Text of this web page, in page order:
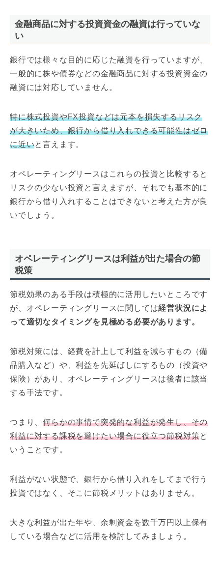
金融商品に対する投資資金の融資は行っていな
い
銀行では様々な目的に応じた融資を行っていますが、
一般的に株や債券などの金融商品に対する投資資金の
融資には対応していません。
特に株式投資やFX投資などは元本を損失するリスク
が大きいため、銀行から借り入れできる可能性はゼロ
に近いと言えます。
オペレーティングリースはこれらの投資と比較すると
リスクの少ない投資と言えますが、それでも基本的に
銀行から借り入れすることはできないと考えた方が良
いでしょう。
オペレーティングリースは利益が出た場合の節
税策
節税効果のある手段は積極的に活用したいところです
が、オペレーティングリースに関しては経営状況によ
って適切なタイミングを見極める必要があります。
節税対策には、経費を計上して利益を減らすもの（備
品購入など）や、利益を先延ばしにするもの（投資や
保険）があり、オペレーティングリースは後者に該当
する手法です。
つまり、何らかの事情で突発的な利益が発生し、その
利益に対する課税を避けたい場合に役立つ節税対策と
いうことです。
利益がない状態で、銀行から借り入れをしてまで行う
投資ではなく、そこに節税メリットはありません。
大きな利益が出た年や、余剰資金を数千万円以上保有
している場合などに活用を検討してみましょう。